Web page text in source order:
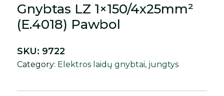
Gnybtas LZ 1×150/4x25mm²
(E.4018) Pawbol
SKU: 9722
Category: Elektros laidų gnybtai, jungtys